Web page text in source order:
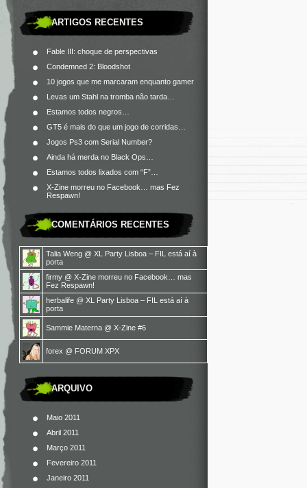
ARTIGOS RECENTES
Fable III: choque de perspectivas
Condemned 2: Bloodshot
10 jogos que me marcaram enquanto gamer
Levas um Stahl na tromba não tarda…
Estamos todos negros…
GT5 é mais do que um jogo de corridas…
Jogos Ps3 com Serial Number?
Ainda há merda no Black Ops…
Estamos todos lixados com “F”…
X-Zine morreu no Facebook… mas Fez
Respawn!
COMENTÁRIOS RECENTES
Talia Weng @ XL Party Lisboa – FIL está aí à
porta
firmy @ X-Zine morreu no Facebook… mas
Fez Respawn!
herbalife @ XL Party Lisboa – FIL está aí à
porta
Sammie Materna @ X-Zine #6
forex @ FORUM XPX
ARQUIVO
Maio 2011
Abril 2011
Março 2011
Fevereiro 2011
Janeiro 2011